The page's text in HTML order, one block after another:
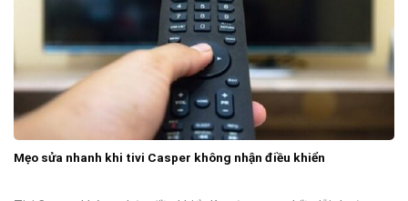
Mẹo sửa nhanh khi tivi Casper không nhận điều khiển